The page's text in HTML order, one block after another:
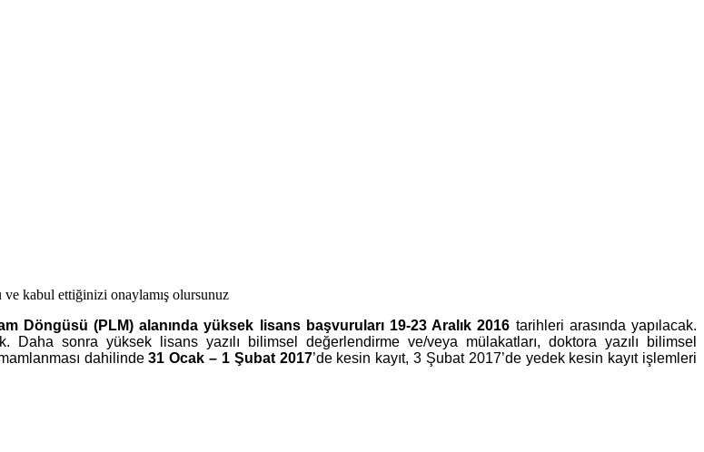
kabul ettiğinizi onaylamış olursunuz
Döngüsü (PLM) alanında yüksek lisans başvuruları 19-23 Aralık 2016 tarihleri arasında yapılacak.
Daha sonra yüksek lisans yazılı bilimsel değerlendirme ve/veya mülakatları, doktora yazılı bilimsel
dahilinde31 Ocak – 1 Şubat 2017’de kesin kayıt, 3 Şubat 2017’de yedek kesin kayıt işlemleri